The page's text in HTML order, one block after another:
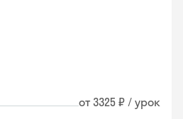
от 3325 ₽ / урок